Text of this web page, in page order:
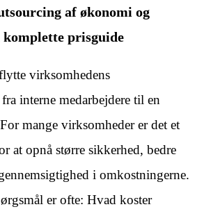
af økonomi og
komplette prisguide
virksomhedens
interne medarbejdere til en
mange virksomheder er det et
at opnå større sikkerhed, bedre
i omkostningerne.
er ofte: Hvad koster